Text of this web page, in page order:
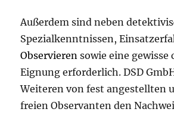
Außerdem sind neben
Spezialkenntnissen,
Observieren sowie eine
Eignung erforderlich. DSD
Weiteren von fest angestellten
freien Observanten den